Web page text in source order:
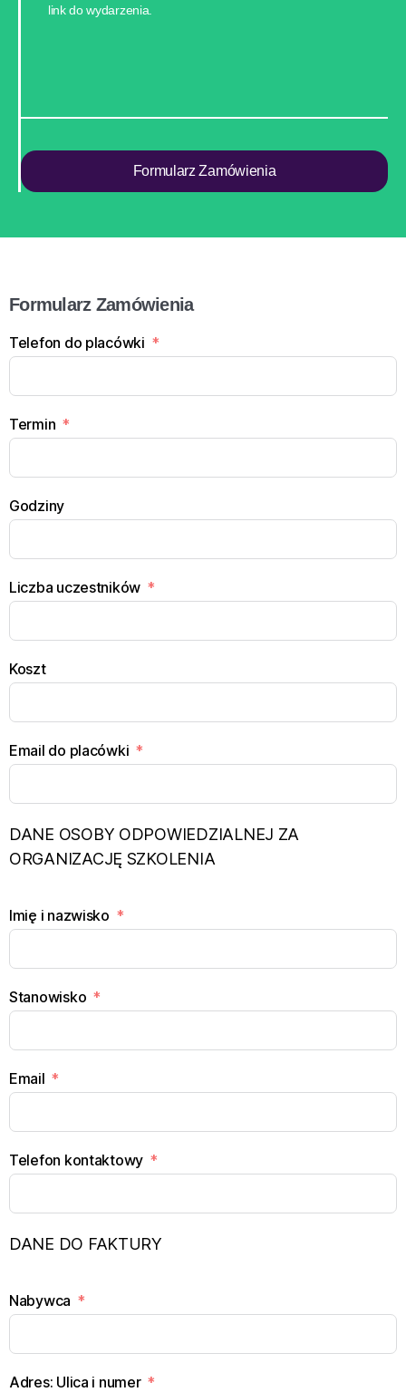
link do wydarzenia.
Formularz Zamówienia
Formularz Zamówienia
Telefon do placówki
Termin
Godziny
Liczba uczestników
Koszt
Email do placówki
DANE OSOBY ODPOWIEDZIALNEJ ZA
ORGANIZACJĘ SZKOLENIA
Imię i nazwisko
Stanowisko
Email
Telefon kontaktowy
DANE DO FAKTURY
Nabywca
Adres: Ulica i numer